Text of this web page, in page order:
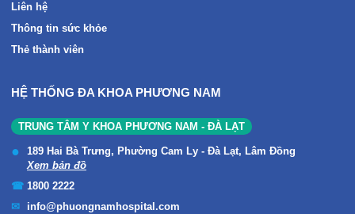
Liên hệ
Thông tin sức khỏe
Thẻ thành viên
HỆ THỐNG ĐA KHOA PHƯƠNG NAM
TRUNG TÂM Y KHOA PHƯƠNG NAM - ĐÀ LẠT
189 Hai Bà Trưng, Phường Cam Ly - Đà Lạt, Lâm Đồng
Xem bản đồ
1800 2222
info@phuongnamhospital.com